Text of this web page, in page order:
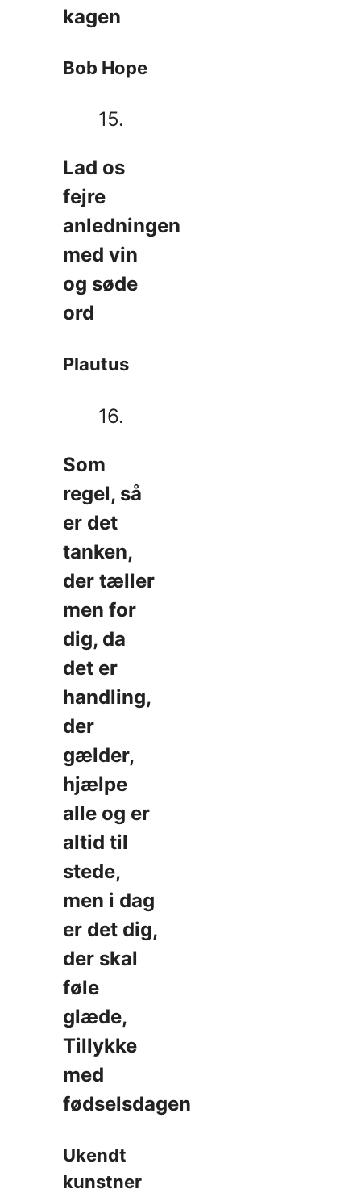
kagen
Bob Hope
15.
Lad os
fejre
anledningen
med vin
og søde
ord
Plautus
16.
Som
regel, så
er det
tanken,
der tæller
men for
dig, da
det er
handling,
der
gælder,
hjælpe
alle og er
altid til
stede,
men i dag
er det dig,
der skal
føle
glæde,
Tillykke
med
fødselsdagen
Ukendt
kunstner